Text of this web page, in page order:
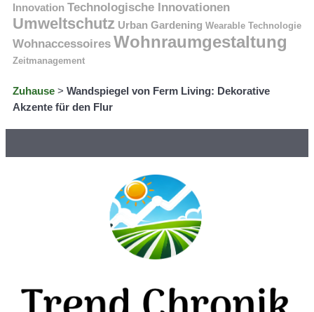
Innovation Technologische Innovationen
Umweltschutz Urban Gardening Wearable Technologie
Wohnaccessoires Wohnraumgestaltung
Zeitmanagement
Zuhause > Wandspiegel von Ferm Living: Dekorative
Akzente für den Flur